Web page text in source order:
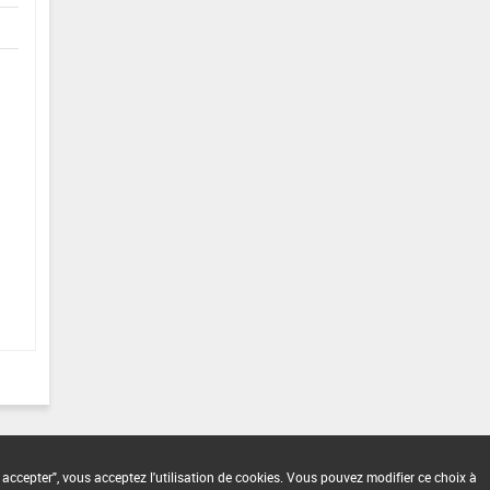
vous acceptez l'utilisation de cookies. Vous pouvez modifier ce choix à